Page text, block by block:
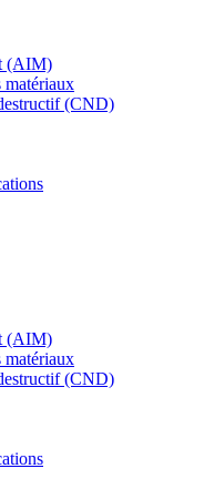
(AIM)
matériaux
(CND)
(AIM)
matériaux
(CND)